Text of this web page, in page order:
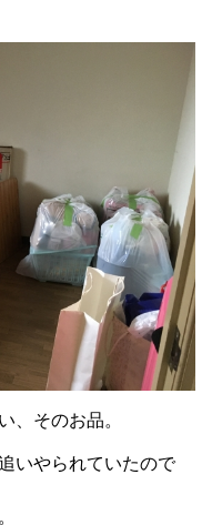
、そのお品。
いやられていたので